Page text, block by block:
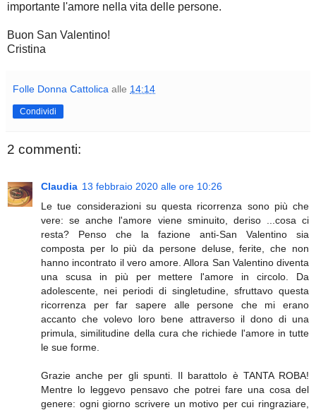
importante l'amore nella vita delle persone.
Buon San Valentino!
Cristina
Folle Donna Cattolica alle 14:14
Condividi
2 commenti:
Claudia 13 febbraio 2020 alle ore 10:26
Le tue considerazioni su questa ricorrenza sono più che
vere: se anche l'amore viene sminuito, deriso ...cosa ci
resta? Penso che la fazione anti-San Valentino sia
composta per lo più da persone deluse, ferite, che non
hanno incontrato il vero amore. Allora San Valentino diventa
una scusa in più per mettere l'amore in circolo. Da
adolescente, nei periodi di singletudine, sfruttavo questa
ricorrenza per far sapere alle persone che mi erano
accanto che volevo loro bene attraverso il dono di una
primula, similitudine della cura che richiede l'amore in tutte
le sue forme.
Grazie anche per gli spunti. Il barattolo è TANTA ROBA!
Mentre lo leggevo pensavo che potrei fare una cosa del
genere: ogni giorno scrivere un motivo per cui ringraziare,